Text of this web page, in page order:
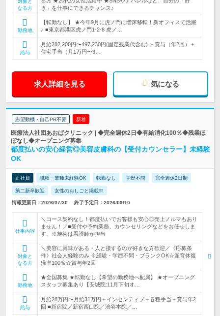
対象と
なる方
き」を仕事にできるチャンス♪
勤務地
【転勤なし】 ★今年9月に虎ノ門に増床移転！新オフィスで活躍
♪ ■東京都港区虎ノ門1-2-8 虎ノ…
給与
月給282,200円〜497,230円(固定残業代含む) ＋賞与（年2回）＋
住宅手当（月1万円〜3…
求人詳細を見る 気になる
志望動機・自己PR不要 新着
医療法人社団あおばクリニック | ◆完全週休2日◆有給消化100％◆残業ほ
ぼなし◆オープニング募集
都度払いの安心経営◎美容皮膚科の【受付カウンセラー】未経験
OK
正社員 職種・業種未経験OK 転勤なし 学歴不問 完全週休2日制
第二新卒歓迎 女性のおしごと掲載中
情報更新日：2026/07/30 終了予定日：2026/09/10
仕事内容
＼コース契約なし！都度払いでお客様も安心◎売上ノルマもあり
ません！／■受付や予約業務、カウンセリングなどをお任せしま
す。※施術は看護師が担当
対象と
なる方
＼美容に興味がある・人と接するのが好きな方歓迎／《応募条
件》社会人経験のみ ※経験・学歴不問・ブランクOK☆産育休復
帰率100％☆賞与年2回
勤務地
★全国募集 ★転勤なし【希望の勤務地へ配属】 ★オープニング
スタッフ募集あり【安城院:11月下旬オ…
給与
月給28万円〜月給31万円＋インセンティブ＋各種手当＋賞与年2
回 ■新宿院／新宿西口院／渋谷本院／…